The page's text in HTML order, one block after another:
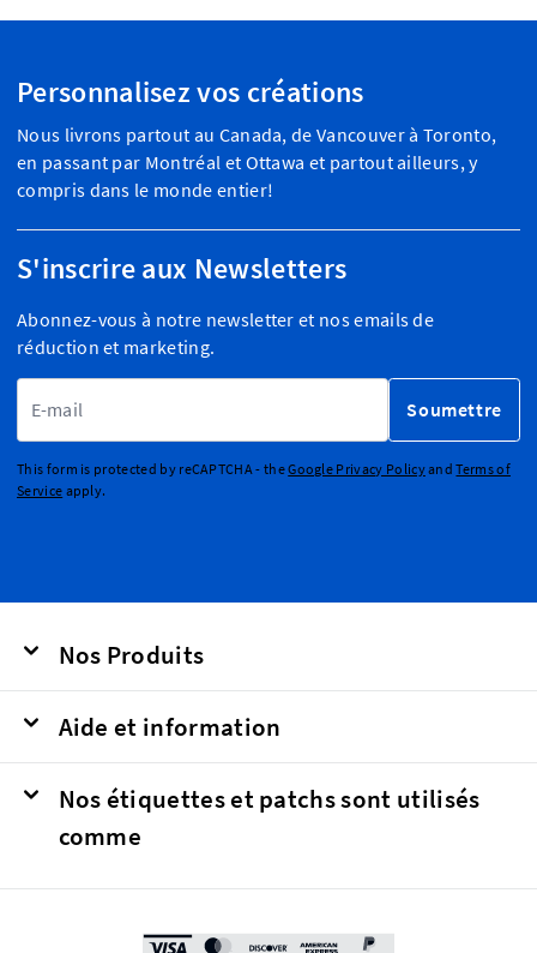
Personnalisez vos créations
Nous livrons partout au Canada, de Vancouver à Toronto,
en passant par Montréal et Ottawa et partout ailleurs, y
compris dans le monde entier!
S'inscrire aux Newsletters
Abonnez-vous à notre newsletter et nos emails de
réduction et marketing.
Soumettre
This form is protected by reCAPTCHA - theGoogle Privacy PolicyandTerms of
Service apply.
Nos Produits
Aide et information
Nos étiquettes et patchs sont utilisés
comme